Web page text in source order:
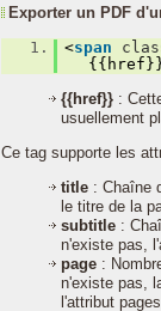
Exporter un PDF
1.
<span
{{href}} :
usuellement
Ce tag supporte les
title : Chaîne
le titre de la
subtitle :
n'existe pas,
page :
n'existe pas,
l'attribut